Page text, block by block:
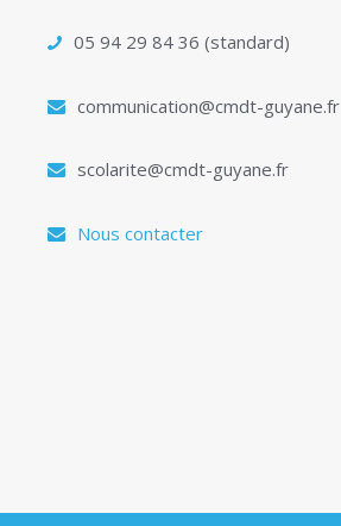
05 94 29 84 36 (standard)
communication@cmdt-guyane.fr
scolarite@cmdt-guyane.fr
Nous contacter